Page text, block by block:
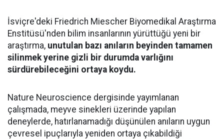
İsviçre'deki Friedrich Miescher Biyomedikal Araştırma
Enstitüsü'nden bilim insanlarının yürüttüğü yeni bir
araştırma, unutulan bazı anıların beyinden tamamen
silinmek yerine gizli bir durumda varlığını
sürdürebileceğini ortaya koydu.
Nature Neuroscience dergisinde yayımlanan
çalışmada, meyve sinekleri üzerinde yapılan
deneylerde, hatırlanamadığı düşünülen anıların uygun
çevresel ipuçlarıyla yeniden ortaya çıkabildiği